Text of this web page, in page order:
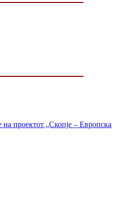
проектот „Скопје – Европска